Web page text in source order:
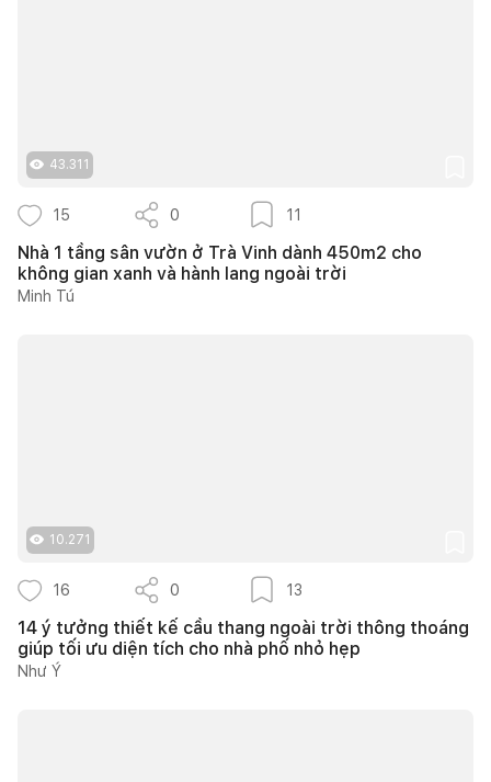
43.311
15 0 11
Nhà 1 tầng sân vườn ở Trà Vinh dành 450m2 cho
không gian xanh và hành lang ngoài trời
Minh Tú
10.271
16 0 13
14 ý tưởng thiết kế cầu thang ngoài trời thông thoáng
giúp tối ưu diện tích cho nhà phố nhỏ hẹp
Như Ý